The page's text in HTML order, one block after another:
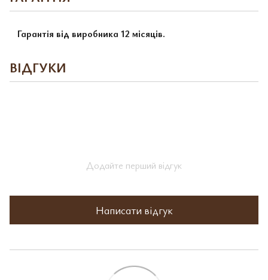
Гарантія від виробника 12 місяців.
ВІДГУКИ
Додайте перший відгук
Написати відгук